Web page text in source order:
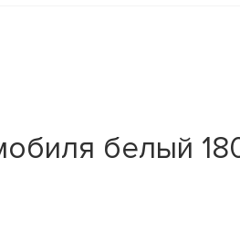
белый